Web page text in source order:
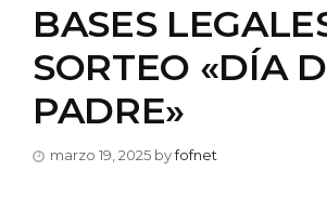
BASES
SORTEO «DÍA
PADRE»
marzo 19, 2025 byfofnet